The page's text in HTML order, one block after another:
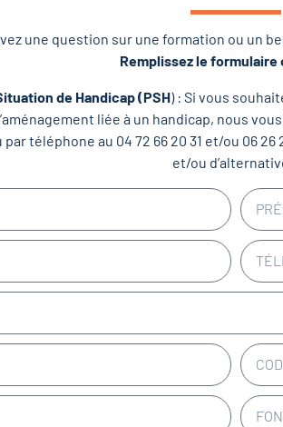
une question sur une formation ou un
Remplissez le
de Handicap (PSH) : Si vous
liée à un handicap, nous
par téléphone au 04 72 66 20 31 et/ou 06
et/ou